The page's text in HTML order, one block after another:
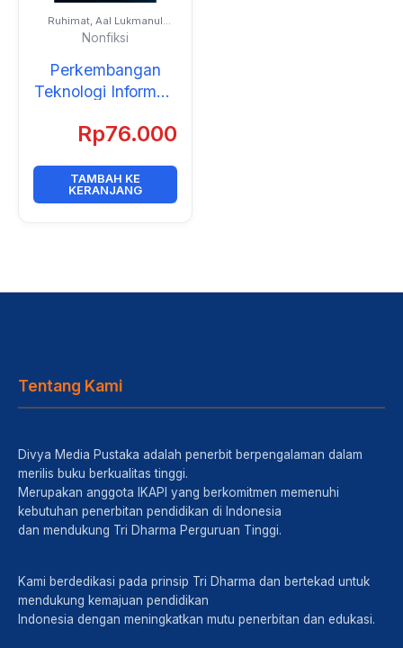
Ruhimat, Aal Lukmanul
Hakim, Rusi Rusmiati
Aliyyah, dan Agustini
Nonfiksi
Perkembangan
Teknologi Informasi
Rp76.000
TAMBAH KE
KERANJANG
Tentang Kami
Divya Media Pustaka adalah penerbit berpengalaman dalam
merilis buku berkualitas tinggi.
Merupakan anggota IKAPI yang berkomitmen memenuhi
kebutuhan penerbitan pendidikan di Indonesia
dan mendukung Tri Dharma Perguruan Tinggi.
Kami berdedikasi pada prinsip Tri Dharma dan bertekad untuk
mendukung kemajuan pendidikan
Indonesia dengan meningkatkan mutu penerbitan dan edukasi.